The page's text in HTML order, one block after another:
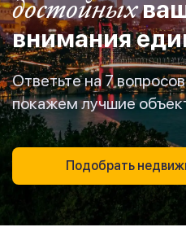
достойных
внимания
Ответьте на 7
покажем лучшие
Подобрать